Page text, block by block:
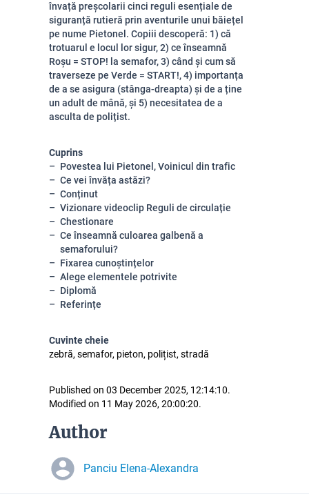
învață preșcolarii cinci reguli esențiale de
siguranță rutieră prin aventurile unui băiețel
pe nume Pietonel. Copiii descoperă: 1) că
trotuarul e locul lor sigur, 2) ce înseamnă
Roșu = STOP! la semafor, 3) când și cum să
traverseze pe Verde = START!, 4) importanța
de a se asigura (stânga-dreapta) și de a ține
un adult de mână, și 5) necesitatea de a
asculta de polițist.
Cuprins
Povestea lui Pietonel, Voinicul din trafic
Ce vei învăța astăzi?
Conținut
Vizionare videoclip Reguli de circulație
Chestionare
Ce înseamnă culoarea galbenă a
semaforului?
Fixarea cunoștințelor
Alege elementele potrivite
Diplomă
Referințe
Cuvinte cheie
zebră, semafor, pieton, polițist, stradă
Published on 03 December 2025, 12:14:10.
Modified on 11 May 2026, 20:00:20.
Author
Panciu Elena-Alexandra